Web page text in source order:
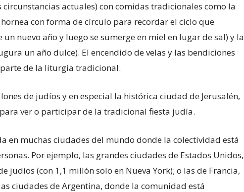
actuales) con comidas tradicionales como la
con forma de círculo para recordar el ciclo que
un nuevo año y luego se sumerge en miel en lugar de sal) y la
un año dulce). El encendido de velas y las bendiciones
de la liturgia tradicional.
de judíos y en especial la histórica ciudad de Jerusalén,
ver o participar de la tradicional fiesta judía.
en muchas ciudades del mundo donde la colectividad está
Por ejemplo, las grandes ciudades de Estados Unidos,
judíos (con 1,1 millón solo en Nueva York); o las de Francia,
ciudades de Argentina, donde la comunidad está